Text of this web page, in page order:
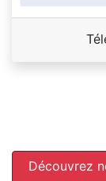
Découvrez